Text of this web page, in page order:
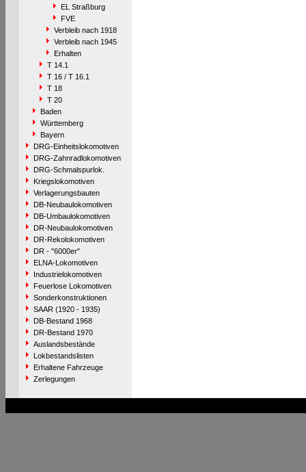
EL Straßburg
FVE
Verbleib nach 1918
Verbleib nach 1945
Erhalten
T 14.1
T 16 / T 16.1
T 18
T 20
Baden
Württemberg
Bayern
DRG-Einheitslokomotiven
DRG-Zahnradlokomotiven
DRG-Schmalspurlok.
Kriegslokomotiven
Verlagerungsbauten
DB-Neubaulokomotiven
DB-Umbaulokomotiven
DR-Neubaulokomotiven
DR-Rekolokomotiven
DR - "6000er"
ELNA-Lokomotiven
Industrielokomotiven
Feuerlose Lokomotiven
Sonderkonstruktionen
SAAR (1920 - 1935)
DB-Bestand 1968
DR-Bestand 1970
Auslandsbestände
Lokbestandslisten
Erhaltene Fahrzeuge
Zerlegungen